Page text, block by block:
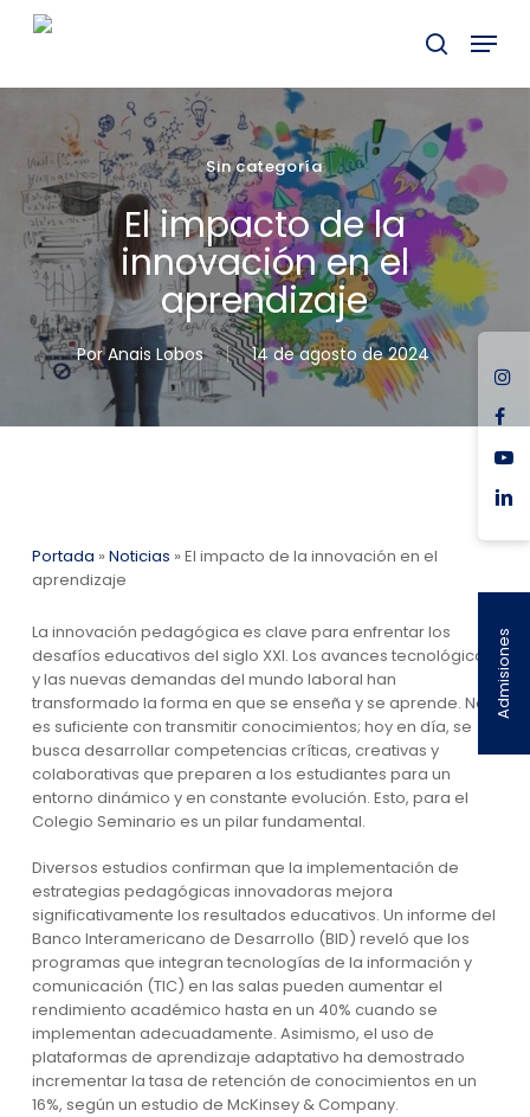
buscar
Menu
Sin categoría
El impacto de la
innovación en el
aprendizaje
Por Anais Lobos 14 de agosto de 2024
Portada » Noticias » El impacto de la innovación en el
aprendizaje
La innovación pedagógica es clave para enfrentar los
desafíos educativos del siglo XXI. Los avances tecnológicos
y las nuevas demandas del mundo laboral han
transformado la forma en que se enseña y se aprende. No
es suficiente con transmitir conocimientos; hoy en día, se
busca desarrollar competencias críticas, creativas y
colaborativas que preparen a los estudiantes para un
entorno dinámico y en constante evolución. Esto, para el
Colegio Seminario es un pilar fundamental.
Diversos estudios confirman que la implementación de
estrategias pedagógicas innovadoras mejora
significativamente los resultados educativos. Un informe del
Banco Interamericano de Desarrollo (BID) reveló que los
programas que integran tecnologías de la información y
comunicación (TIC) en las salas pueden aumentar el
rendimiento académico hasta en un 40% cuando se
implementan adecuadamente. Asimismo, el uso de
plataformas de aprendizaje adaptativo ha demostrado
incrementar la tasa de retención de conocimientos en un
16%, según un estudio de McKinsey & Company.
Admisiones
Menu